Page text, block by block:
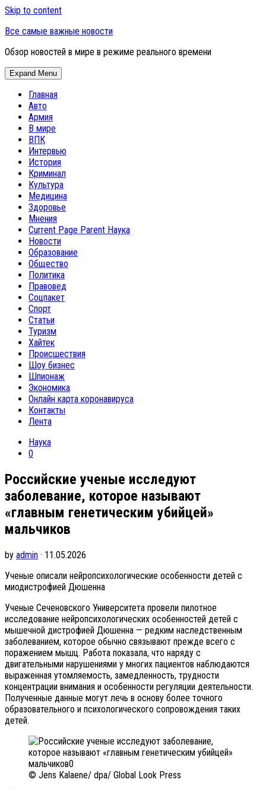
Skip to content
Все самые важные новости
Обзор новостей в мире в режиме реального времени
Expand Menu
Главная
Авто
Армия
В мире
ВПК
Интервью
История
Криминал
Культура
Медицина
Здоровье
Мнения
Current Page Parent Наука
Новости
Образование
Общество
Политика
Правовед
Соцпакет
Спорт
Статьи
Туризм
Хайтек
Происшествия
Шоу бизнес
Шпионаж
Экономика
Онлайн карта коронавируса
Контакты
Лента
Наука
0
Российские ученые исследуют
заболевание, которое называют
«главным генетическим убийцей»
мальчиков
by admin · 11.05.2026
Ученые описали нейропсихологические особенности детей с
миодистрофией Дюшенна
Ученые Сеченовского Университета провели пилотное
исследование нейропсихологических особенностей детей с
мышечной дистрофией Дюшенна — редким наследственным
заболеванием, которое обычно связывают прежде всего с
поражением мышц. Работа показала, что наряду с
двигательными нарушениями у многих пациентов наблюдаются
выраженная утомляемость, замедленность, трудности
концентрации внимания и особенности регуляции деятельности.
Полученные данные могут лечь в основу более точного
образовательного и психологического сопровождения таких
детей.
© Jens Kalaene/ dpa/ Global Look Press